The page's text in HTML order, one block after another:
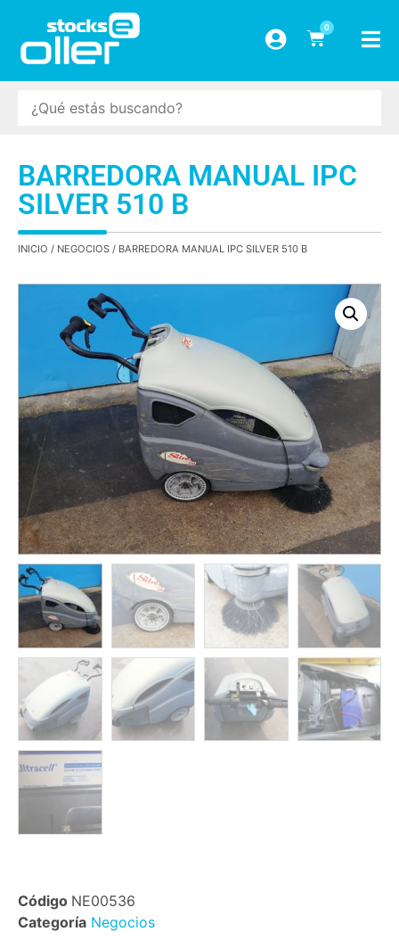
0
BARREDORA MANUAL IPC
SILVER 510 B
INICIO / NEGOCIOS / BARREDORA MANUAL IPC SILVER 510 B
Código NE00536
Categoría Negocios